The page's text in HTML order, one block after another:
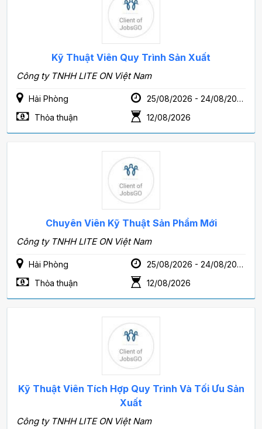
Kỹ Thuật Viên Quy Trình Sản Xuất
Công ty TNHH LITE ON Việt Nam
Hải Phòng
25/08/2026 - 24/08/2028
Thỏa thuận
12/08/2026
Chuyên Viên Kỹ Thuật Sản Phẩm Mới
Công ty TNHH LITE ON Việt Nam
Hải Phòng
25/08/2026 - 24/08/2028
Thỏa thuận
12/08/2026
Kỹ Thuật Viên Tích Hợp Quy Trình Và Tối Ưu Sản
Xuất
Công ty TNHH LITE ON Việt Nam